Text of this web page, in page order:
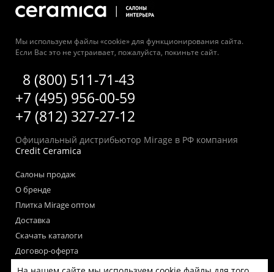
Мы используем файлы «cookie» для функционирования сайта.
Если Вас это не устраивает, пожалуйста, покиньте сайт.
8 (800) 511-71-43
+7 (495) 956-00-59
+7 (812) 327-27-12
Официальный дистрибьютор Mirage в РФ компания
Credit Ceramica
Салоны продаж
О бренде
Плитка Mirage оптом
Доставка
Скачать каталоги
Договор-оферта
Пользовательское соглашение